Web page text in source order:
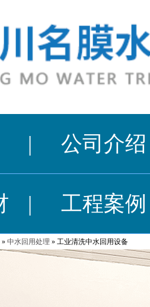
| 公司介绍
| 工程案例
» 中水回用处理 » 工业清洗中水回用设备